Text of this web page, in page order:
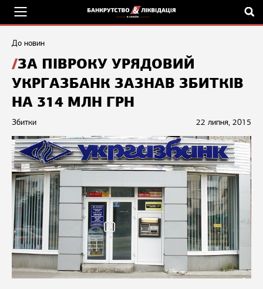
До новин
ЗА ПІВРОКУ УРЯДОВИЙ
УКРГАЗБАНК ЗАЗНАВ ЗБИТКІВ
НА 314 МЛН ГРН
22 липня, 2015
Збитки